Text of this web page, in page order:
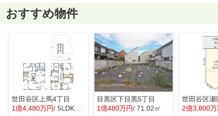
おすすめ物件
世田谷区上馬4丁目
1億4,480万円/ 5LDK＋1S(納戸)
目黒区下目黒5丁目
1億480万円/ 71.02㎡
世田谷区瀬
2億3,800